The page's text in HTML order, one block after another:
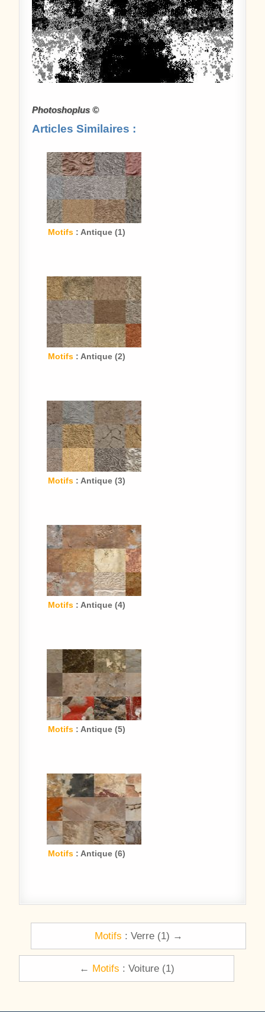
Photoshoplus ©
Articles Similaires :
Motifs : Antique (1)
Motifs : Antique (2)
Motifs : Antique (3)
Motifs : Antique (4)
Motifs : Antique (5)
Motifs : Antique (6)
Navigation de l’article
Motifs : Verre (1) →
← Motifs : Voiture (1)